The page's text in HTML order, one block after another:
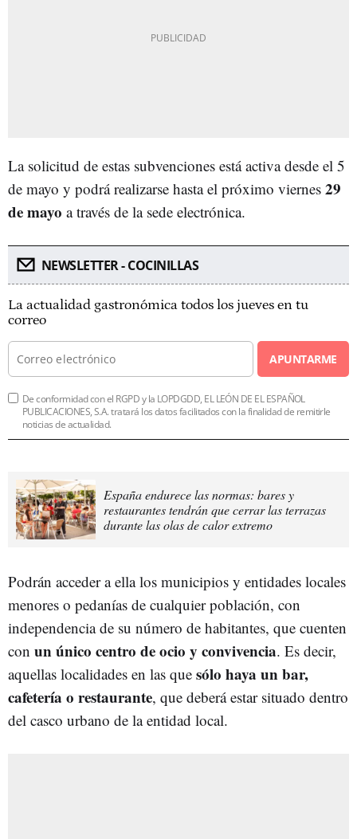
La solicitud de estas subvenciones está activa desde el 5
de mayo y podrá realizarse hasta el próximo viernes 29
de mayo a través de la sede electrónica.
NEWSLETTER - COCINILLAS
La actualidad gastronómica todos los jueves en tu
correo
APUNTARME
De conformidad con el RGPD y la LOPDGDD, EL LEÓN DE EL ESPAÑOL
PUBLICACIONES, S.A. tratará los datos facilitados con la finalidad de remitirle
noticias de actualidad.
España endurece las normas: bares y
restaurantes tendrán que cerrar las terrazas
durante las olas de calor extremo
Podrán acceder a ella los municipios y entidades locales
menores o pedanías de cualquier población, con
independencia de su número de habitantes, que cuenten
con un único centro de ocio y convivencia. Es decir,
aquellas localidades en las que sólo haya un bar,
cafetería o restaurante, que deberá estar situado dentro
del casco urbano de la entidad local.